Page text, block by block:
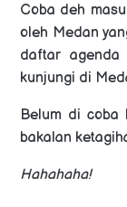
Coba deh
oleh Medan
daftar agenda
kunjungi di
Belum di coba
bakalan
Hahahaha!